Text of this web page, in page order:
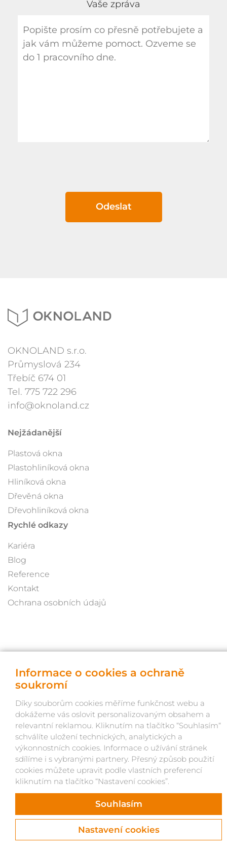
Vaše zpráva
Odeslat
OKNOLAND s.r.o.
Průmyslová 234
Třebíč 674 01
Tel. 775 722 296
info@oknoland.cz
Nejžádanější
Plastová okna
Plastohliníková okna
Hliníková okna
Dřevěná okna
Dřevohliníková okna
Rychlé odkazy
Kariéra
Blog
Reference
Kontakt
Ochrana osobních údajů
Informace o cookies a ochraně
soukromí
Díky souborům cookies měříme funkčnost webu a
dokážeme vás oslovit personalizovaným obsahem a
relevantní reklamou. Kliknutím na tlačítko “Souhlasím“
schválíte uložení technických, analytických a
výkonnostních cookies. Informace o užívání stránek
sdílíme i s vybranými partnery. Přesný způsob použití
cookies můžete upravit podle vlastních preferencí
kliknutím na tlačítko “Nastavení cookies”.
Souhlasím
Nastavení cookies